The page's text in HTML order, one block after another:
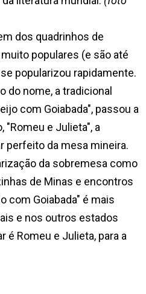
dos quadrinhos de
populares (e são até
popularizou rapidamente.
nome, a tradicional
com Goiabada", passou a
"Romeu e Julieta", a
perfeito da mesa mineira.
da sobremesa como
de Minas e encontros
com Goiabada" é mais
e nos outros estados
é Romeu e Julieta, para a